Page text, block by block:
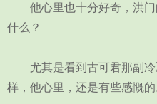
他心里也十分好奇，洪门
什么？
尤其是看到古可君那副冷
样，他心里，还是有些感慨的